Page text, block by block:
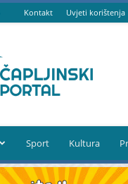
Kontakt Uvjeti korištenja
portal
Sport Kultura